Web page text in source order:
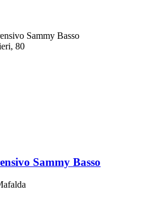
Sammy Basso
80
Sammy Basso